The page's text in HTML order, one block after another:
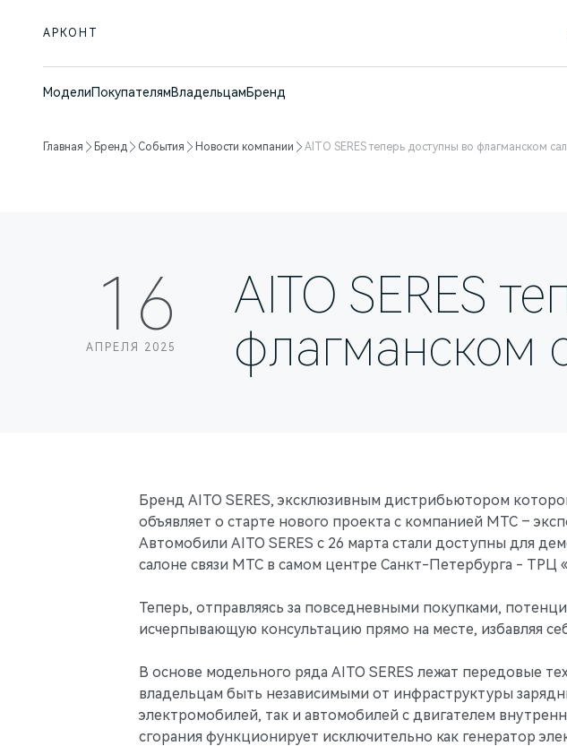
АРКОНТ
МоделиПокупателямВладельцамБренд
Главная Бренд События Новости компании AITO SERES теперь доступны во флагманском
16
АПРЕЛЯ 2025
AITO SERES
флагманском
Бренд AITO SERES, эксклюзивным дистрибьютором
объявляет о старте нового проекта с компанией МТС –
Автомобили AITO SERES c 26 марта стали доступны для
салоне связи МТС в самом центре Санкт-Петербурга - ТРЦ
Теперь, отправляясь за повседневными покупками,
исчерпывающую консультацию прямо на месте, избавляя
В основе модельного ряда AITO SERES лежат передовые
владельцам быть независимыми от инфраструктуры
электромобилей, так и автомобилей с двигателем
сгорания функционирует исключительно как генератор